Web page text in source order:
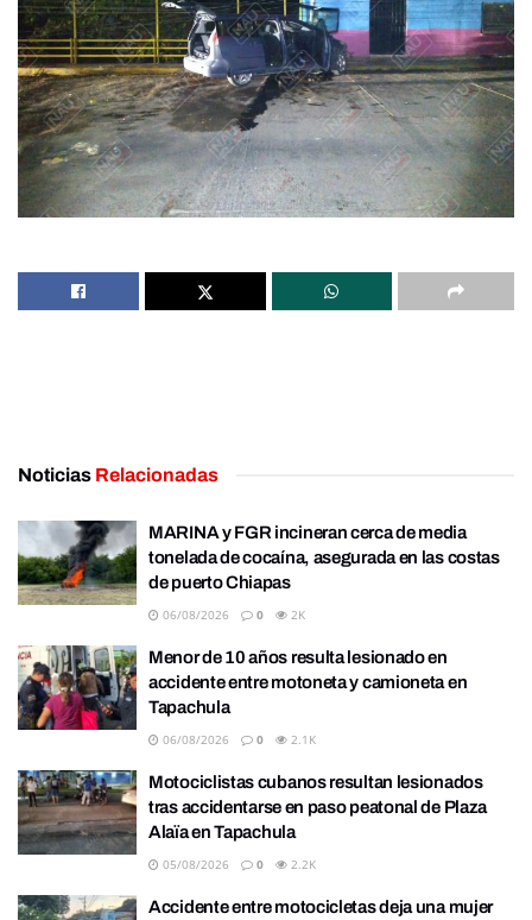
Noticias Relacionadas
MARINA y FGR incineran cerca de media
tonelada de cocaína, asegurada en las costas
de puerto Chiapas
06/08/2026 0 2K
Menor de 10 años resulta lesionado en
accidente entre motoneta y camioneta en
Tapachula
06/08/2026 0 2.1K
Motociclistas cubanos resultan lesionados
tras accidentarse en paso peatonal de Plaza
Alaïa en Tapachula
05/08/2026 0 2.2K
Accidente entre motocicletas deja una mujer